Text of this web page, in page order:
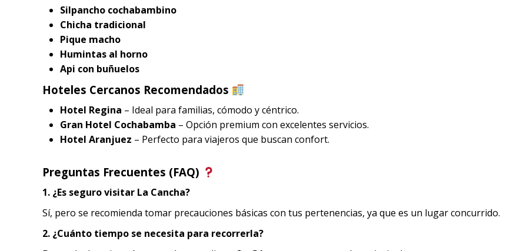
Silpancho cochabambino
Chicha tradicional
Pique macho
Humintas al horno
Api con buñuelos
Hoteles Cercanos Recomendados
Hotel Regina – Ideal para familias, cómodo y céntrico.
Gran Hotel Cochabamba – Opción premium con excelentes servicios.
Hotel Aranjuez – Perfecto para viajeros que buscan confort.
Preguntas Frecuentes (FAQ)
1. ¿Es seguro visitar La Cancha?
Sí, pero se recomienda tomar precauciones básicas con tus pertenencias, ya que es un lugar concurrido.
2. ¿Cuánto tiempo se necesita para recorrerla?